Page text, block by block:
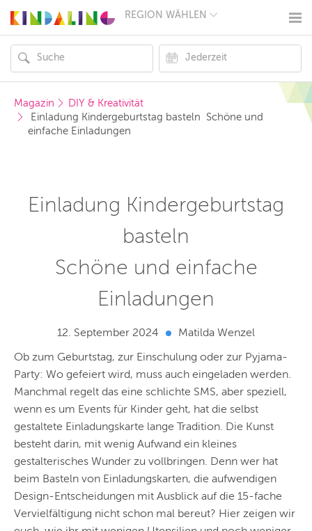
REGION WÄHLEN
MÜNCHEN
HAMBURG
FRANKFURT
KÖLN
STUTTGART
ESSEN
ZÜRICH
REGIONEN
Magazin
DIY & Kreativität
einfache Einladungen
Einladung Kindergeburtstag
basteln
Schöne und einfache
Einladungen
12. September 2024
Matilda Wenzel
Ob zum Geburtstag, zur Einschulung oder zur Pyjama-
Party: Wo gefeiert wird, muss auch eingeladen werden.
Manchmal regelt das eine schlichte SMS, aber speziell,
wenn es um Events für Kinder geht, hat die selbst
gestaltete Einladungskarte lange Tradition. Die Kunst
besteht darin, mit wenig Aufwand ein kleines
gestalterisches Wunder zu vollbringen. Denn wer hat
beim Basteln von Einladungskarten, die aufwendigen
Design-Entscheidungen mit Ausblick auf die 15-fache
Vervielfältigung nicht schon mal bereut? Hier zeigen wir